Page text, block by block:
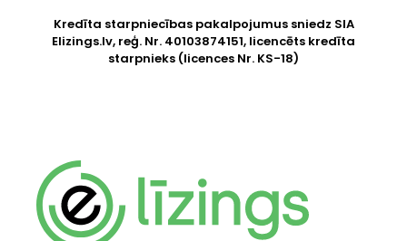
Kredīta starpniecības pakalpojumus sniedz SIA
Elizings.lv, reģ. Nr. 40103874151, licencēts kredīta
starpnieks (licences Nr. KS-18)